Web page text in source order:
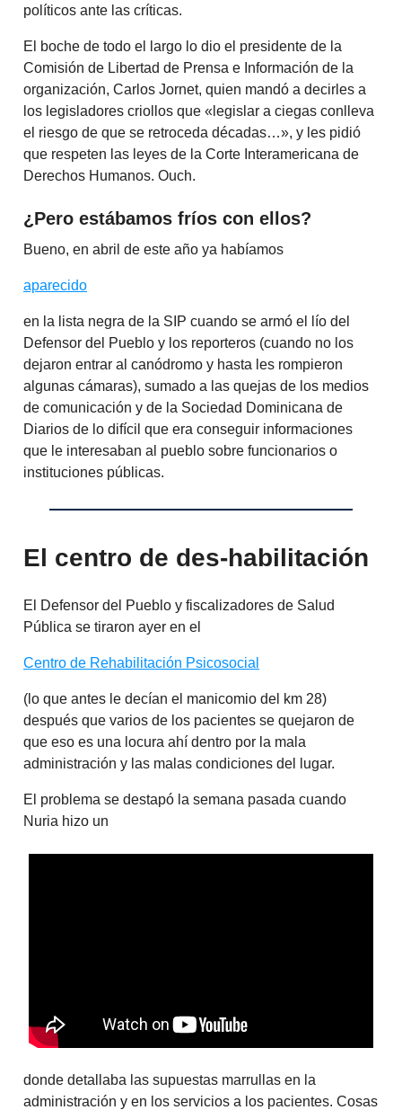
políticos ante las críticas.
El boche de todo el largo lo dio el presidente de la
Comisión de Libertad de Prensa e Información de la
organización, Carlos Jornet, quien mandó a decirles a
los legisladores criollos que «legislar a ciegas conlleva
el riesgo de que se retroceda décadas…», y les pidió
que respeten las leyes de la Corte Interamericana de
Derechos Humanos. Ouch.
¿Pero estábamos fríos con ellos?
Bueno, en abril de este año ya habíamos
aparecido
en la lista negra de la SIP cuando se armó el lío del
Defensor del Pueblo y los reporteros (cuando no los
dejaron entrar al canódromo y hasta les rompieron
algunas cámaras), sumado a las quejas de los medios
de comunicación y de la Sociedad Dominicana de
Diarios de lo difícil que era conseguir informaciones
que le interesaban al pueblo sobre funcionarios o
instituciones públicas.
El centro de des-habilitación
El Defensor del Pueblo y fiscalizadores de Salud
Pública se tiraron ayer en el
Centro de Rehabilitación Psicosocial
(lo que antes le decían el manicomio del km 28)
después que varios de los pacientes se quejaron de
que eso es una locura ahí dentro por la mala
administración y las malas condiciones del lugar.
El problema se destapó la semana pasada cuando
Nuria hizo un
donde detallaba las supuestas marrullas en la
administración y en los servicios a los pacientes. Cosas